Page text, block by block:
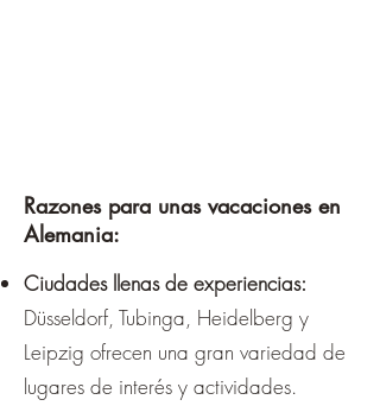
Razones para unas vacaciones en
Alemania:
Ciudades llenas de experiencias:
Düsseldorf, Tubinga, Heidelberg y
Leipzig ofrecen una gran variedad de
lugares de interés y actividades.